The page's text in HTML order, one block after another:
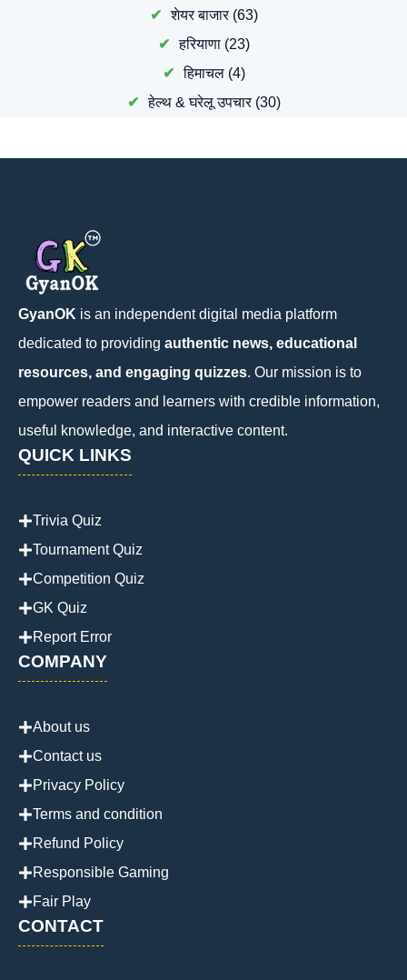
शेयर बाजार(63)
हरियाणा (23)
हिमाचल (4)
हेल्थ & घरेलू उपचार(30)
GyanOK is an independent digital media platform
dedicated to providing authentic news, educational
resources, and engaging quizzes. Our mission is to
empower readers and learners with credible information,
useful knowledge, and interactive content.
QUICK LINKS
Trivia Quiz
Tournament Quiz
Competition Quiz
GK Quiz
Report Error
COMPANY
About us
Contact us
Privacy Policy
Terms and condition
Refund Policy
Responsible Gaming
Fair Play
CONTACT